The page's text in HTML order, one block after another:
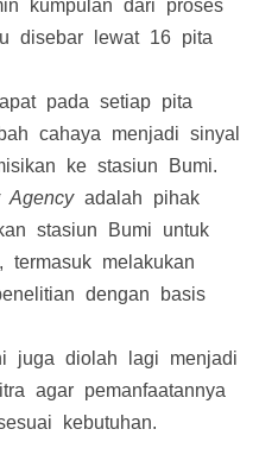
kumpulan dari proses
disebar lewat 16 pita
pada setiap pita
cahaya menjadi sinyal
ke stasiun Bumi.
Agencyadalah pihak
stasiun Bumi untuk
melakukan
dengan basis
juga diolah lagi menjadi
agar pemanfaatannya
kebutuhan.